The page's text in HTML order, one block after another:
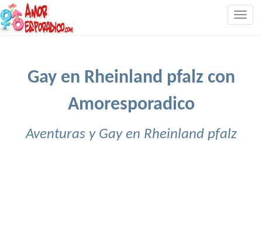
Gay en Rheinland pfalz con
Amoresporadico
Aventuras y Gay en Rheinland pfalz